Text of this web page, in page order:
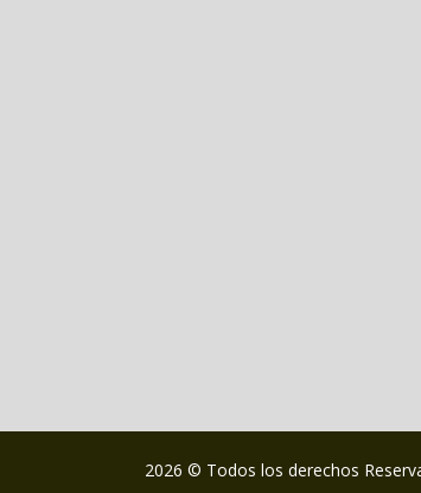
2026 © Todos los derechos